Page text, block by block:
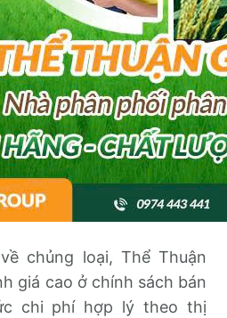
chủng loại, Thể Thuận
giá cao ở chính sách bán
chi phí hợp lý theo thị